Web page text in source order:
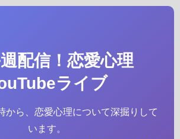
配信！恋愛心理
ライブ
から、恋愛心理について深掘りして
います。